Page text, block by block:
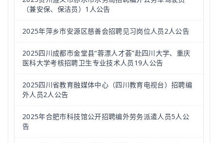
（兼安保、保洁员）1人公告
2025年萍乡市安源区慈善会招聘见习岗位人员2人公告
2025四川成都市金堂县“蓉漂人才荟”赴四川大学、重庆
医科大学考核招聘卫生专业技术人员19人公告
2025四川省教育融媒体中心（四川教育电视台）招聘编
外人员2人公告
2025年合肥市科技馆公开招聘编外劳务派遣人员5人公
告